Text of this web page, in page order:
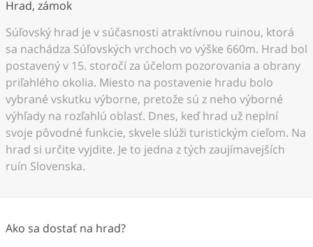
Hrad, zámok
Súľovský hrad je v súčasnosti atraktívnou ruinou, ktorá
sa nachádza Súľovských vrchoch vo výške 660m. Hrad bol
postavený v 15. storočí za účelom pozorovania a obrany
priľahlého okolia. Miesto na postavenie hradu bolo
vybrané vskutku výborne, pretože sú z neho výborné
výhľady na rozľahlú oblasť. Dnes, keď hrad už neplní
svoje pôvodné funkcie, skvele slúži turistickým cieľom. Na
hrad si určite vyjdite. Je to jedna z tých zaujímavejších
ruín Slovenska.
Ako sa dostať na hrad?